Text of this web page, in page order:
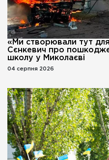
«Ми створювали тут
Сєнкевич про
школу у Миколаєві
04 серпня 2026